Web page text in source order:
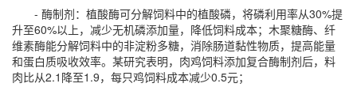
- 酶制剂：植酸酶可分解饲料中的植酸磷，将磷利用率从30%提
升至60%以上，减少无机磷添加量，降低饲料成本；木聚糖酶、纤
维素酶能分解饲料中的非淀粉多糖，消除肠道黏性物质，提高能量
和蛋白质吸收效率。某研究表明，肉鸡饲料添加复合酶制剂后，料
肉比从2.1降至1.9，每只鸡饲料成本减少0.5元；